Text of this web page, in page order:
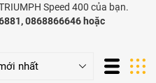
Speed 400 của bạn.
0868866646 hoặc